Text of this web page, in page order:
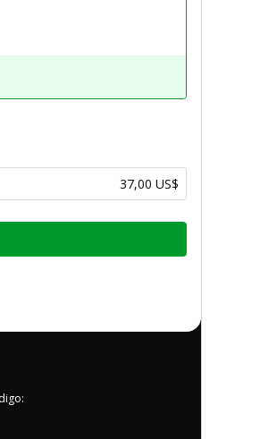
37,00 US$